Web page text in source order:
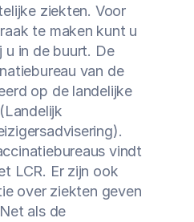
ziekten. Voor
te maken kunt u
u in de buurt. De
van de
op de landelijke
vindt
LCR. Er zijn ook
over ziekten geven
als de